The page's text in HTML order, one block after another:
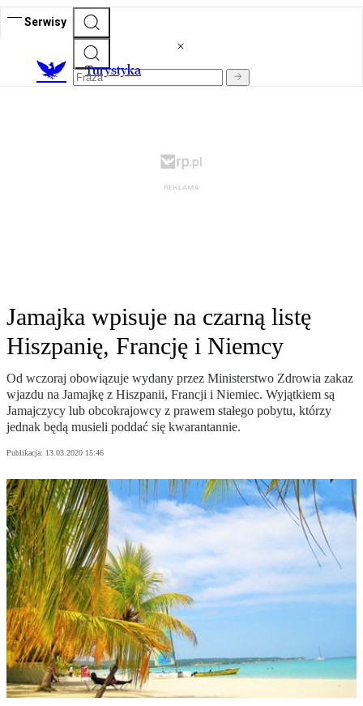
Serwisy
Turystyka
Jamajka wpisuje na czarną listę
Hiszpanię, Francję i Niemcy
Od wczoraj obowiązuje wydany przez Ministerstwo Zdrowia zakaz
wjazdu na Jamajkę z Hiszpanii, Francji i Niemiec. Wyjątkiem są
Jamajczycy lub obcokrajowcy z prawem stałego pobytu, którzy
jednak będą musieli poddać się kwarantannie.
Publikacja: 13.03.2020 15:46